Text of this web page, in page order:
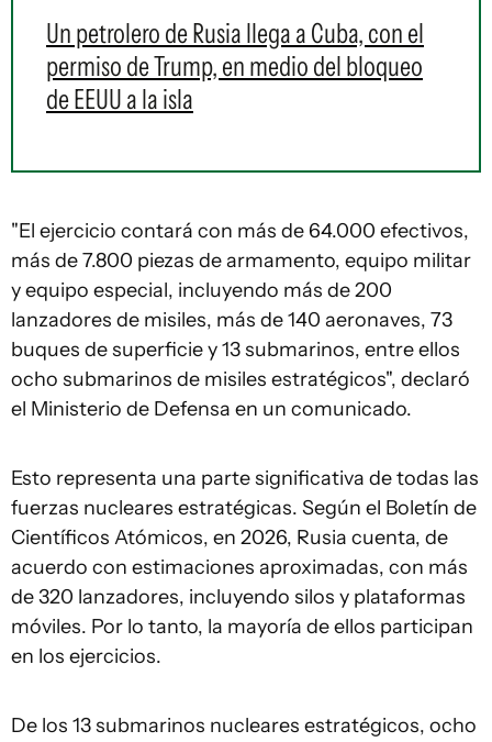
Un petrolero de Rusia llega a Cuba, con el
permiso de Trump, en medio del bloqueo
de EEUU a la isla
"El ejercicio contará con más de 64.000 efectivos,
más de 7.800 piezas de armamento, equipo militar
y equipo especial, incluyendo más de 200
lanzadores de misiles, más de 140 aeronaves, 73
buques de superficie y 13 submarinos, entre ellos
ocho submarinos de misiles estratégicos", declaró
el Ministerio de Defensa en un comunicado.
Esto representa una parte significativa de todas las
fuerzas nucleares estratégicas. Según el Boletín de
Científicos Atómicos, en 2026, Rusia cuenta, de
acuerdo con estimaciones aproximadas, con más
de 320 lanzadores, incluyendo silos y plataformas
móviles. Por lo tanto, la mayoría de ellos participan
en los ejercicios.
De los 13 submarinos nucleares estratégicos, ocho